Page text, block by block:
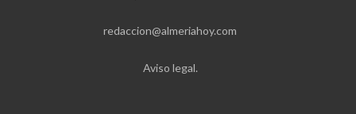
redaccion@almeriahoy.com
Aviso legal.